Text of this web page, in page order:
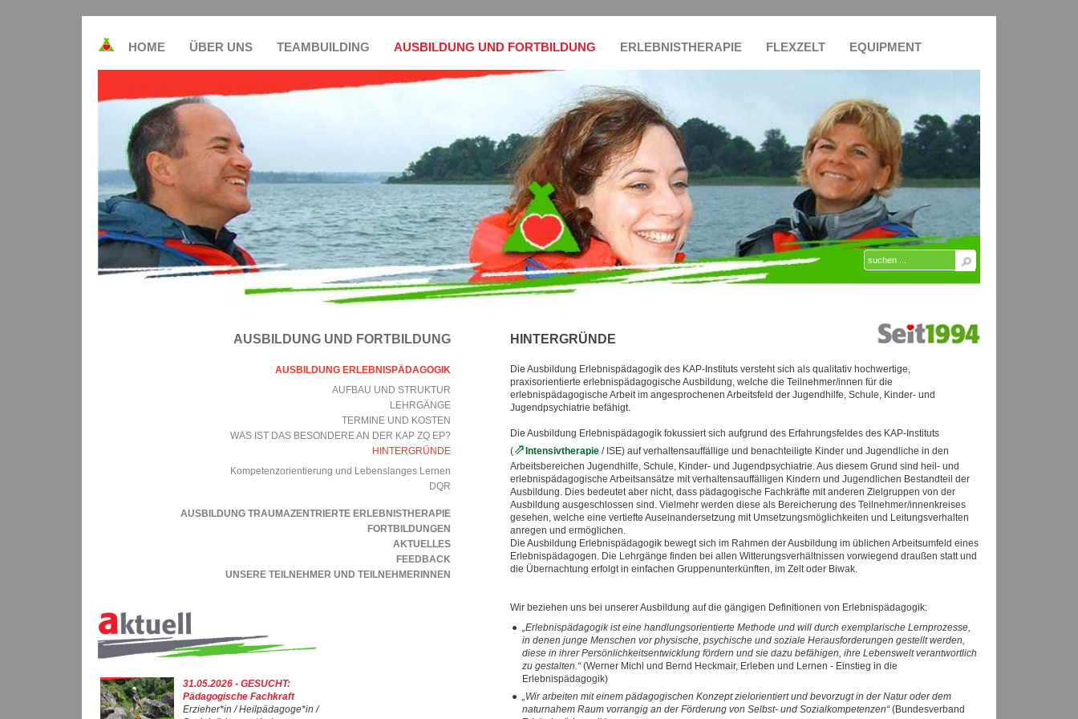
HOME ÜBER UNS TEAMBUILDING AUSBILDUNG UND FORTBILDUNG ERLEBNISTHERAPIE FLEXZELT EQUIPMENT
HINTERGRÜNDE
Die Ausbildung Erlebnispädagogik des KAP-Instituts versteht sich als qualitativ hochwertige,
praxisorientierte erlebnispädagogische Ausbildung, welche die Teilnehmer/innen für die
erlebnispädagogische Arbeit im angesprochenen Arbeitsfeld der Jugendhilfe, Schule, Kinder- und
Jugendpsychiatrie befähigt.
Die Ausbildung Erlebnispädagogik fokussiert sich aufgrund des Erfahrungsfeldes des KAP-Instituts
(
Intensivtherapie / ISE) auf verhaltensauffällige und benachteiligte Kinder und Jugendliche in den
Arbeitsbereichen Jugendhilfe, Schule, Kinder- und Jugendpsychiatrie. Aus diesem Grund sind heil- und
erlebnispädagogische Arbeitsansätze mit verhaltensauffälligen Kindern und Jugendlichen Bestandteil der
Ausbildung. Dies bedeutet aber nicht, dass pädagogische Fachkräfte mit anderen Zielgruppen von der
Ausbildung ausgeschlossen sind. Vielmehr werden diese als Bereicherung des Teilnehmer/innenkreises
gesehen, welche eine vertiefte Auseinandersetzung mit Umsetzungsmöglichkeiten und Leitungsverhalten
anregen und ermöglichen.
Die Ausbildung Erlebnispädagogik bewegt sich im Rahmen der Ausbildung im üblichen Arbeitsumfeld eines
Erlebnispädagogen. Die Lehrgänge finden bei allen Witterungsverhältnissen vorwiegend draußen statt und
die Übernachtung erfolgt in einfachen Gruppenunterkünften, im Zelt oder Biwak.
Wir beziehen uns bei unserer Ausbildung auf die gängigen Definitionen von Erlebnispädagogik:
„Erlebnispädagogik ist eine handlungsorientierte Methode und will durch exemplarische Lernprozesse,
in denen junge Menschen vor physische, psychische und soziale Herausforderungen gestellt werden,
diese in ihrer Persönlichkeitsentwicklung fördern und sie dazu befähigen, ihre Lebenswelt verantwortlich
zu gestalten.“(Werner Michl und Bernd Heckmair, Erleben und Lernen - Einstieg in die
Erlebnispädagogik)
„Wir arbeiten mit einem pädagogischen Konzept zielorientiert und bevorzugt in der Natur oder dem
naturnahem Raum vorrangig an der Förderung von Selbst- und Sozialkompetenzen“(Bundesverband
AUSBILDUNG UND FORTBILDUNG
AUSBILDUNG ERLEBNISPÄDAGOGIK
AUFBAU UND STRUKTUR
LEHRGÄNGE
TERMINE UND KOSTEN
WAS IST DAS BESONDERE AN DER KAP ZQ EP?
HINTERGRÜNDE
Kompetenzorientierung und Lebenslanges Lernen
DQR
AUSBILDUNG TRAUMAZENTRIERTE ERLEBNISTHERAPIE
FORTBILDUNGEN
AKTUELLES
FEEDBACK
UNSERE TEILNEHMER UND TEILNEHMERINNEN
31.05.2026 - GESUCHT:
Pädagogische Fachkraft
Erzieher*in / Heilpädagoge*in /